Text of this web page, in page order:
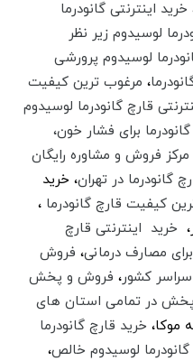
خرید اینترنتی گانودرما
لوسیدوم زیر نظر
لوسیدوم پرورشی
،‌ مرغوب ترین کیفیت
قارچ گانودرما لوسیدوم
برای فشار خون،
مرکز فروش و مشاوره رایگان
در تهران، خرید
کیفیت قارچ گانودرما ،‌
خرید اینترنتی قارچ
برای مصارف درمانی، فروش
سراسر کشور، فروش و پخش
در تمامی استان های
موکا، خرید قارچ گانودرما
گانودرما لوسیدوم خالص،‌